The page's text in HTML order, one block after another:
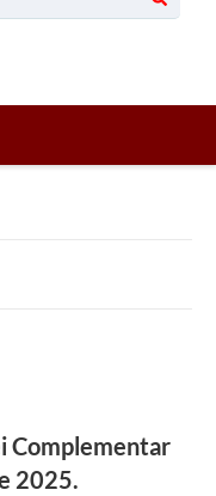
Complementar
2025.